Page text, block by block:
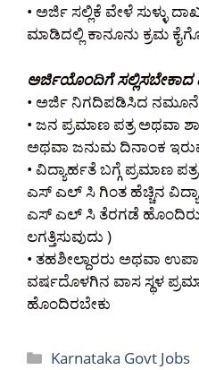
• ಅರ್ಜಿ ಸಲ್ಲಿಕೆ ವೇಳೆ ಸುಳ್ಳು
ಮಾಡಿದಲ್ಲಿ ಕಾನೂನು ಕ್ರಮ
ಅರ್ಜಿಯೊಂದಿಗೆ ಸಲ್ಲಿಸಬೇಕಾದ
• ಅರ್ಜಿ ನಿಗದಿಪಡಿಸಿದ
• ಜನ ಪ್ರಮಾಣ ಪತ್ರ ಅಥವಾ
ಅಥವಾ ಜನುಮ ದಿನಾಂಕ
• ವಿದ್ಯಾರ್ಹತೆ ಬಗ್ಗೆ ಪ್ರಮಾಣ
ಎಸ್ ಎಲ್ ಸಿ ಗಿಂತ ಹೆಚ್ಚಿನ
ಎಸ್ ಎಲ್ ಸಿ ತೆರಗಡೆ
ಲಗತ್ತಿಸುವುದು )
• ತಹಶೀಲ್ದಾರರು ಅಥವಾ
ವರ್ಷದೊಳಗಿನ ವಾಸ ಸ್ಥಳ
ಹೊಂದಿರಬೇಕು
Categories
Karnataka Govt Jobs